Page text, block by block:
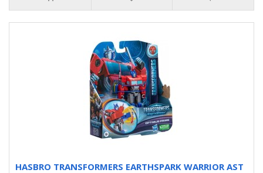
HASBRO TRANSFORMERS EARTHSPARK WARRIOR AST